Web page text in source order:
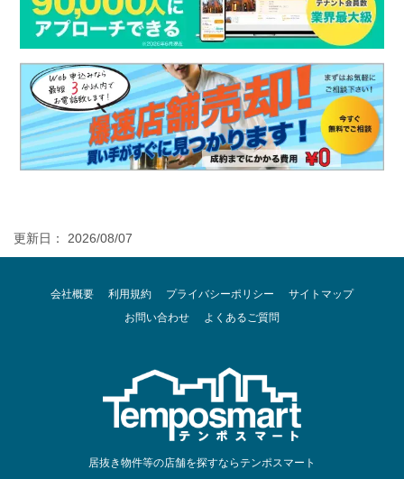
更新日： 2026/08/07
会社概要 利用規約 プライバシーポリシー
サイトマップ
お問い合わせ
よくあるご質問
居抜き物件等の店舗を探すならテンポスマート